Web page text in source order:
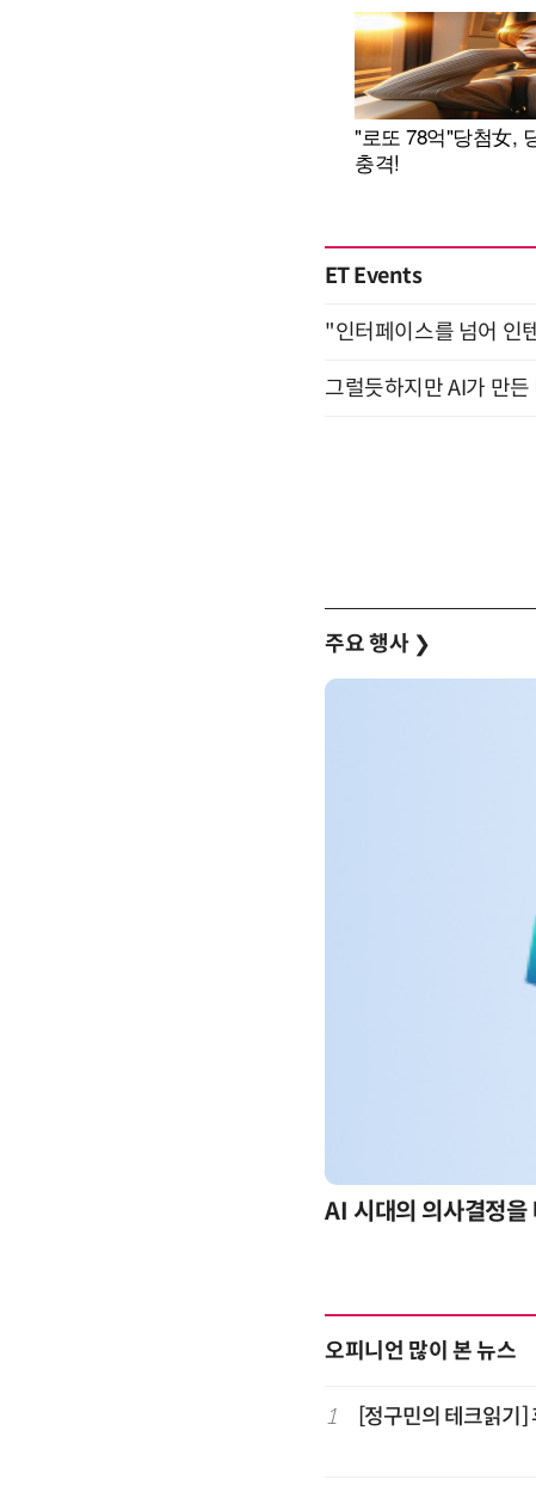
ET Events
"인터페이스를 넘어 인
그럴듯하지만 AI가 만
주요 행사 ❯
AI 시대의 의사결정
오피니언 많이 본 뉴스
1 [정구민의 테크읽기